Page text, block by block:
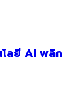
โลยี AI พลิก